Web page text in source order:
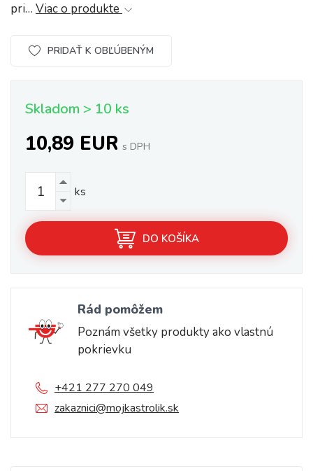
pri… Viac o produkte
PRIDAŤ K OBĽÚBENÝM
Skladom > 10 ks
10,89 EUR s DPH
ks
DO KOŠÍKA
Rád pomôžem
Poznám všetky produkty ako vlastnú
pokrievku
+421 277 270 049
zakaznici@mojkastrolik.sk